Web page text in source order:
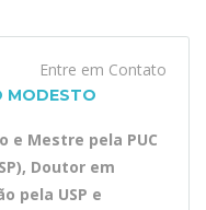
Entre em Contato
MODESTO
e Mestre pela PUC
Doutor em
pela USP e